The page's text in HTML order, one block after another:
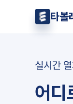
타볼
실시간
어디